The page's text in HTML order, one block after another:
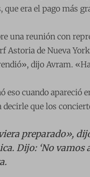
que era el pago más
una reunión con
Astoria de Nueva
dijo Avram.
eso cuando apareció
que los
preparado»,
Dijo: ‘No